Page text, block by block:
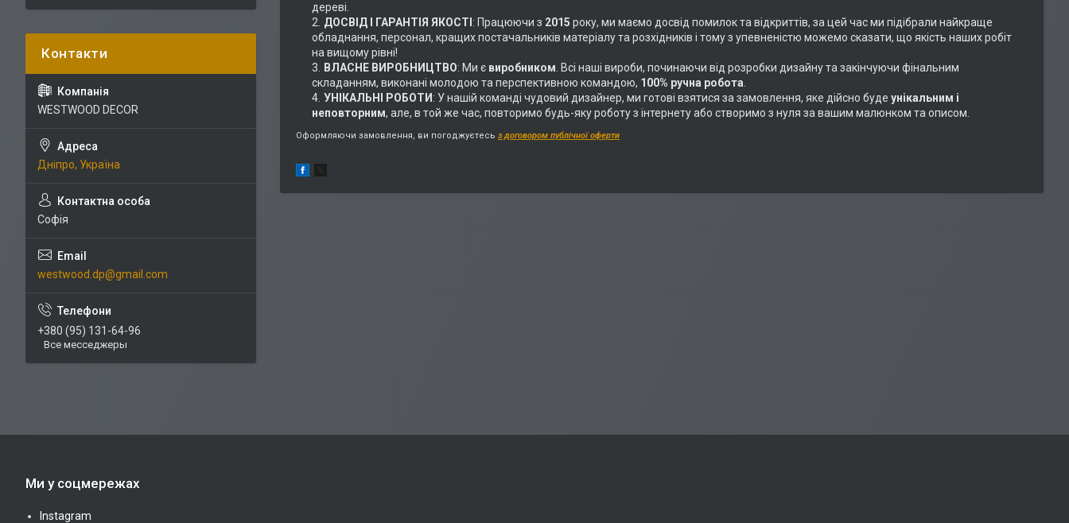
дереві.
ДОСВІД І ГАРАНТІЯ ЯКОСТІ : Працюючи з 2015 року, ми маємо досвід помилок та відкриттів, за цей час ми підібрали найкраще
обладнання, персонал, кращих постачальників матеріалу та розхідників і тому з упевненістю можемо сказати, що якість наших робіт
на вищому рівні!
ВЛАСНЕ ВИРОБНИЦТВО: Ми є виробником . Всі наші вироби, починаючи від розробки дизайну та закінчуючи фінальним
складанням, виконані молодою та перспективною командою, 100% ручна робота
УНІКАЛЬНІ РОБОТИ : У нашій команді чудовий дизайнер, ми готові взятися за замовлення, яке дійсно буде унікальним і
неповторним, але, в той же час, повторимо будь-яку роботу з інтернету або створимо з нуля за вашим малюнком та описом.
Оформляючи замовлення, ви погоджуєтесь з договором публічної оферти
WESTWOOD DECOR
Дніпро, Україна
Софія
westwood.dp@gmail.com
+380 (95) 131-64-96
Все месседжеры
Ми у соцмережах
Instagram